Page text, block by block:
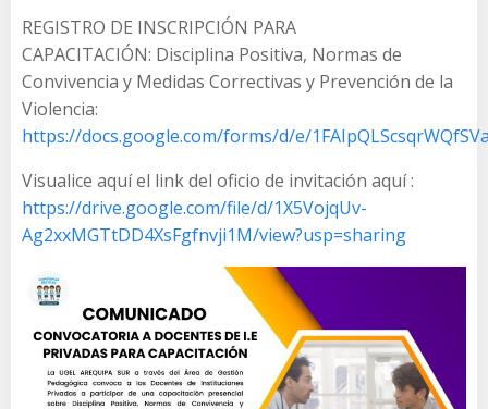
REGISTRO DE INSCRIPCIÓN PARA
CAPACITACIÓN: Disciplina Positiva, Normas de
Convivencia y Medidas Correctivas y Prevención de la
Violencia:
https://docs.google.com/forms/d/e/
Visualice aquí el link del oficio de invitación aquí :
https://drive.google.com/file/d/1X5VojqUv-
Ag2xxMGTtDD4XsFgfnvji1M/view?usp=sharing